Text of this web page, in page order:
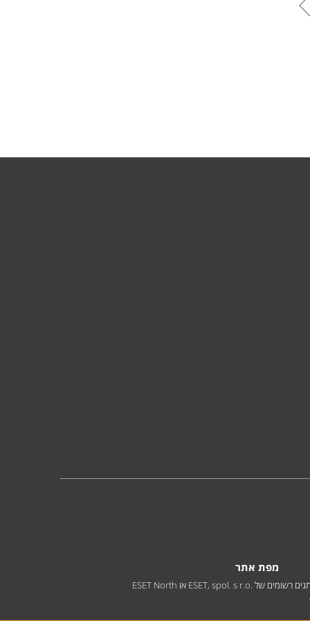
מפת אתר
© כל הזכויות שמורות לקומסקיור בע"מ, נציגת ESET בישראל משנת 2004. סימנים מסחריים אשר בשימוש באתר זה הינם סימנים מסחריים או מותגים רשומים של ESET, spol. s r.o.‎ או ESET North